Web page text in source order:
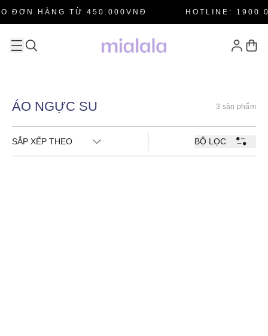
ĐƠN HÀNG TỪ 450.000VNĐ HOTLINE: 1900
ÁO NGỰC SU 3 sản phẩm
SẮP XẾP THEO BỘ LỌC